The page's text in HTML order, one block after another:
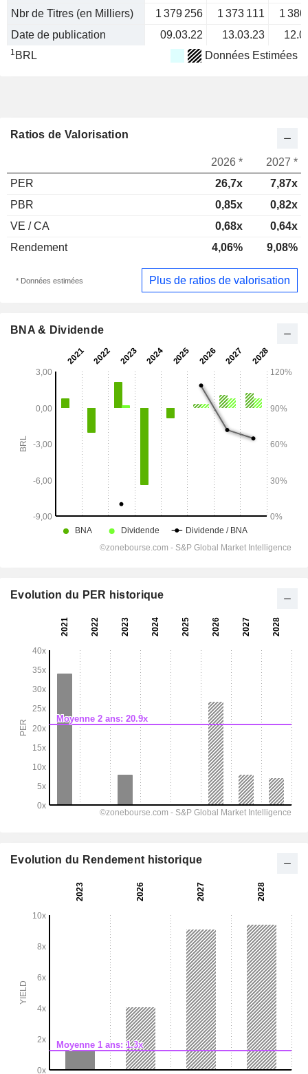
Nbr de Titres (en Milliers) 1 379 256 1 373 111
1
Date de publication
09.03.22 13.03.23
1 BRL Données Estimées
Ratios de Valorisation
2026 *
2027 *
PER
26,7x
7,87x
PBR
0,85x
0,82x
VE / CA
0,68x
0,64x
Rendement
4,06% 9,08%
* Données estimées Plus de ratios de valorisation
BNA & Dividende
Evolution du PER historique
Evolution du Rendement historique